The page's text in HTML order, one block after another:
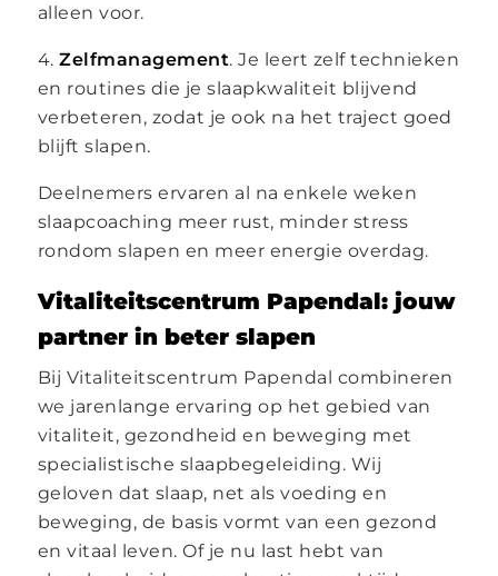
alleen voor.
4.Zelfmanagement. Je leert zelf technieken
en routines die je slaapkwaliteit blijvend
verbeteren, zodat je ook na het traject goed
blijft slapen.
Deelnemers ervaren al na enkele weken
slaapcoaching meer rust, minder stress
rondom slapen en meer energie overdag.
Vitaliteitscentrum Papendal: jouw
partner in beter slapen
Bij Vitaliteitscentrum Papendal combineren
we jarenlange ervaring op het gebied van
vitaliteit, gezondheid en beweging met
specialistische slaapbegeleiding. Wij
geloven dat slaap, net als voeding en
beweging, de basis vormt van een gezond
en vitaal leven. Of je nu last hebt van